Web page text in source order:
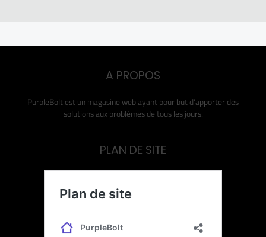
A PROPOS
PurpleBolt est un magasine web ayant pour but d’apporter des
solutions aux problèmes de tous les jours.
PLAN DE SITE